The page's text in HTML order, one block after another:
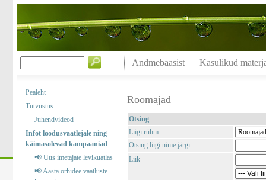
Andmebaasist Kasulikud
Pealeht
Tutvustus
Juhendvideod
Infot loodusvaatlejale ning
käimasolevad kampaaniad
📢 Uus imetajate levikuatlas
📢 Aasta orhidee vaatluste
Roomajad
Otsing
Liigi rühm
Otsing liigi nime järgi
Liik